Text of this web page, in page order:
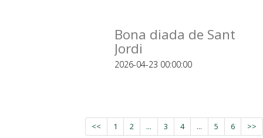
Bona diada de Sant
Jordi
2026-04-23 00:00:00
<< 1 2 ... 3 4 ... 5 6 >>